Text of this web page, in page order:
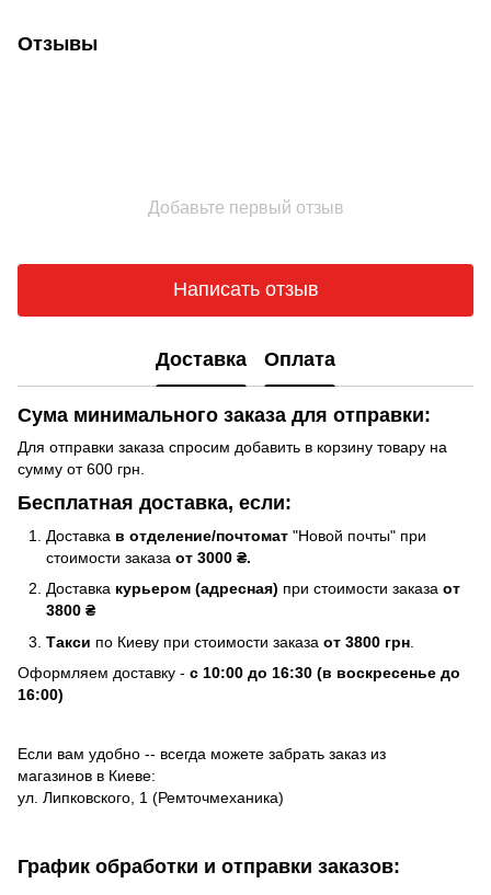
Отзывы
Добавьте первый отзыв
Написать отзыв
Доставка Оплата
Сума минимального заказа для отправки:
Для отправки заказа спросим добавить в корзину товару на
сумму от 600 грн.
Бесплатная доставка, если:
Доставка в отделение/почтомат "Новой почты" при
стоимости заказа от 3000 ₴.
Доставка курьером (адресная) при стоимости заказа от
3800 ₴
Такси по Киеву при стоимости заказа от 3800 грн
Оформляем доставку - с 10:00 до 16:30 (в воскресенье до
16:00)
Если вам удобно -- всегда можете забрать заказ из
магазинов в Киеве:
ул. Липковского, 1 (Ремточмеханика)
График обработки и отправки заказов: